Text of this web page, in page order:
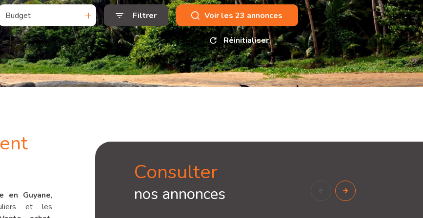
Budget Filtrer Voir les 23 annonces
Réinitialiser
Consulter
nos annonces
en Guyane,
et les